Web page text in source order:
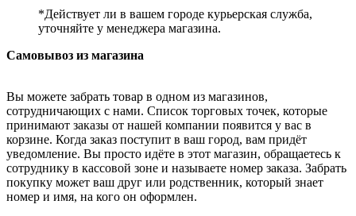
*Действует ли в вашем городе курьерская служба,
уточняйте у менеджера магазина.
Самовывоз из магазина
Вы можете забрать товар в одном из магазинов,
сотрудничающих с нами. Список торговых точек, которые
принимают заказы от нашей компании появится у вас в
корзине. Когда заказ поступит в ваш город, вам придёт
уведомление. Вы просто идёте в этот магазин, обращаетесь к
сотруднику в кассовой зоне и называете номер заказа. Забрать
покупку может ваш друг или родственник, который знает
номер и имя, на кого он оформлен.